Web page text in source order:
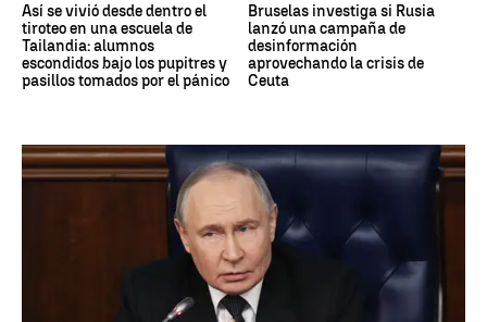
Así se vivió desde dentro el
tiroteo en una escuela de
Tailandia: alumnos
escondidos bajo los pupitres y
pasillos tomados por el pánico
Bruselas investiga si Rusia
lanzó una campaña de
desinformación
aprovechando la crisis de
Ceuta